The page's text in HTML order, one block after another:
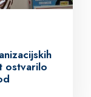
ostvarilo